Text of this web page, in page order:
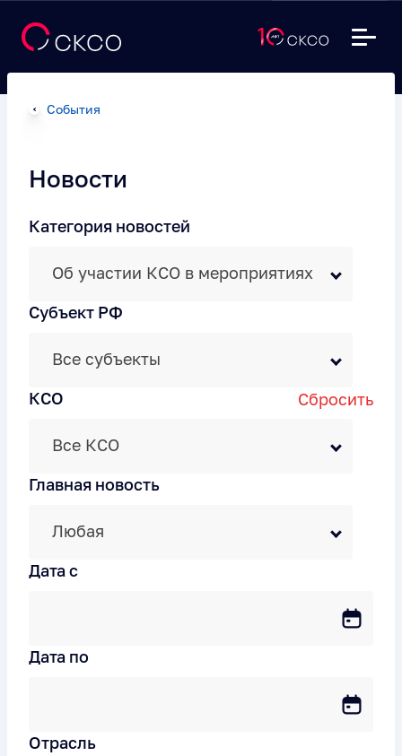
События
Новости
Категория новостей
Об участии КСО в мероприятиях
Субъект РФ
Все субъекты
КСО
Сбросить
Все КСО
Главная новость
Любая
Дата c
Дата по
Отрасль